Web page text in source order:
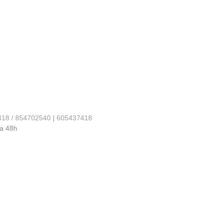
/ 854702540 |605437418
48h